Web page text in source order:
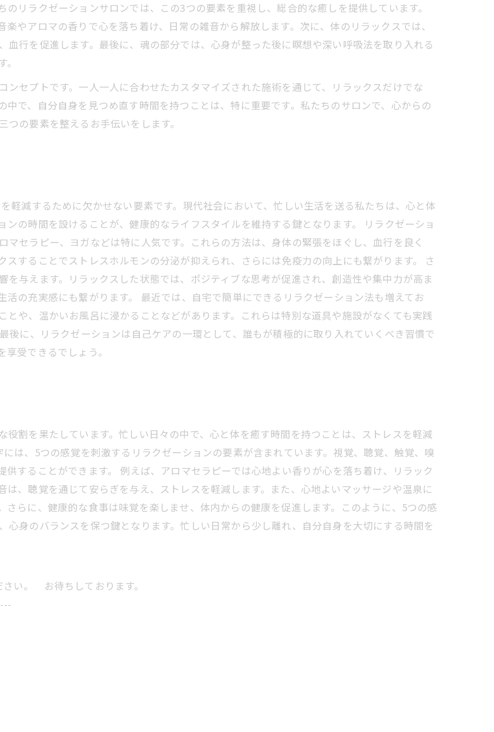
リラクゼーションサロンでは、この3つの要素を重視し、総合的な癒しを提供しています。
やアロマの香りで心を落ち着け、日常の雑音から解放します。次に、体のリラックスでは、
行を促進します。最後に、魂の部分では、心身が整った後に瞑想や深い呼吸法を取り入れる
セプトです。一人一人に合わせたカスタマイズされた施術を通じて、リラックスだけでな
で、自分自身を見つめ直す時間を持つことは、特に重要です。私たちのサロンで、心からの
の要素を整えるお手伝いをします。
軽減するために欠かせない要素です。現代社会において、忙しい生活を送る私たちは、心と体
の時間を設けることが、健康的なライフスタイルを維持する鍵となります。 リラクゼーショ
セラピー、ヨガなどは特に人気です。これらの方法は、身体の緊張をほぐし、血行を良く
スすることでストレスホルモンの分泌が抑えられ、さらには免疫力の向上にも繋がります。 さ
を与えます。リラックスした状態では、ポジティブな思考が促進され、創造性や集中力が高ま
の充実感にも繋がります。 最近では、自宅で簡単にできるリラクゼーション法も増えてお
とや、温かいお風呂に浸かることなどがあります。これらは特別な道具や施設がなくても実践
後に、リラクゼーションは自己ケアの一環として、誰もが積極的に取り入れていくべき習慣で
受できるでしょう。
役割を果たしています。忙しい日々の中で、心と体を癒す時間を持つことは、ストレスを軽減
は、5つの感覚を刺激するリラクゼーションの要素が含まれています。視覚、聴覚、触覚、嗅
することができます。 例えば、アロマセラピーでは心地よい香りが心を落ち着け、リラック
、聴覚を通じて安らぎを与え、ストレスを軽減します。また、心地よいマッサージや温泉に
らに、健康的な食事は味覚を楽しませ、体内からの健康を促進します。このように、5つの感
身のバランスを保つ鍵となります。忙しい日常から少し離れ、自分自身を大切にする時間を
い。 お待ちしております。